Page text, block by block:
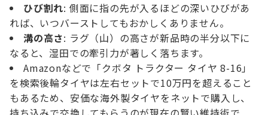
ひび割れ: 側面に指の先が入るほどの深いひびがあ
れば、いつバーストしてもおかしくありません。
溝の高さ: ラグ（山）の高さが新品時の半分以下に
なると、湿田での牽引力が著しく落ちます。
Amazonなどで「クボタ トラクター タイヤ 8-16」
を検索後輪タイヤは左右セットで10万円を超えること
もあるため、安価な海外製タイヤをネットで購入し、